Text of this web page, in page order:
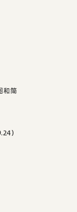
和简
）